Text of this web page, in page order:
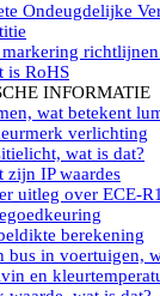
High Bay
Led
Flitsers
met
zwaailampbalk
Multi zwaailampbalk
flitsbalk compact
Advisors
zwaailicht
signalering
signalisatie in
koplampen inbouw
Ondeugdelijke
markering
is RoHS
INFORMATIE
wat betekent
verlichting
wat is dat?
zijn IP waardes
uitleg over ECE-
berekening
bus in voertuigen,
en